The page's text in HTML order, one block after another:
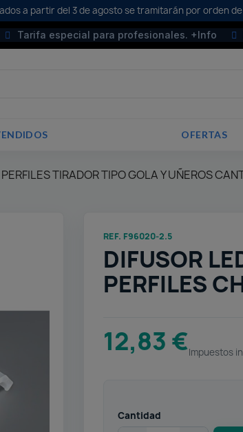
a partir del 3 de agosto se tramitarán por orden de
Tarifa especial para profesionales. +Info
OFERTAS
PERFILES TIRADOR TIPO GOLA Y UÑEROS
REF. F96020-2.5
DIFUSOR
PERFILES
12,83 €Impuestos
Cantidad